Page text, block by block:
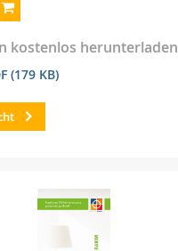
kostenlos herunterladen
(179 KB)